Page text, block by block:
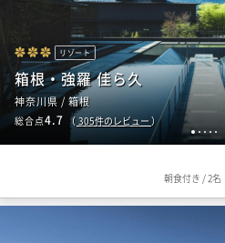
1234 5
リゾート
箱根・強羅 佳ら久
神奈川県 / 箱根
総合点4.7 （ 305件のレビュー）
朝食付き /2名